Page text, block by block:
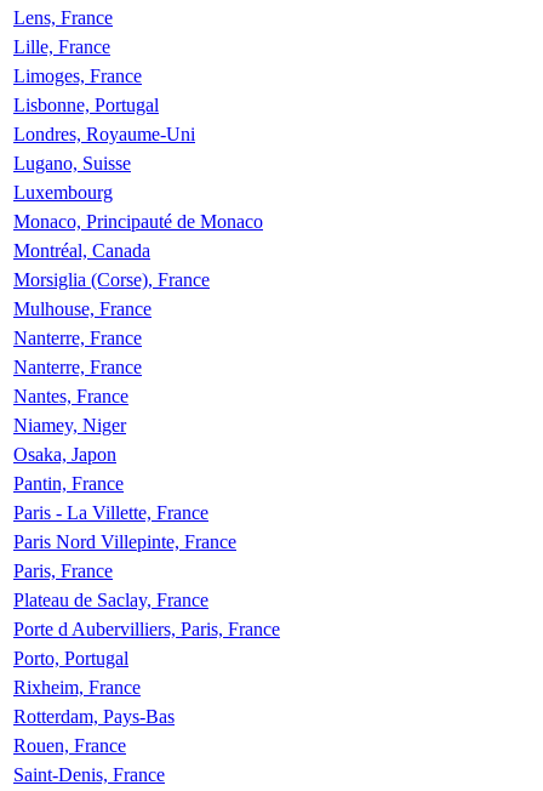
Lens, France
Lille, France
Limoges, France
Lisbonne, Portugal
Londres, Royaume-Uni
Lugano, Suisse
Luxembourg
Monaco, Principauté de Monaco
Montréal, Canada
Morsiglia (Corse), France
Mulhouse, France
Nanterre, France
Nanterre, France
Nantes, France
Niamey, Niger
Osaka, Japon
Pantin, France
Paris - La Villette, France
Paris Nord Villepinte, France
Paris, France
Plateau de Saclay, France
Porte d Aubervilliers, Paris, France
Porto, Portugal
Rixheim, France
Rotterdam, Pays-Bas
Rouen, France
Saint-Denis, France